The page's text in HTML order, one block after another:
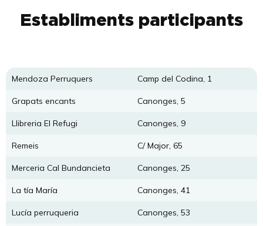
Establiments participants
Mendoza Perruquers Camp del Codina, 1
Grapats encants Canonges, 5
Llibreria El Refugi Canonges, 9
Remeis C/ Major, 65
Merceria Cal Bundancieta Canonges, 25
La tía María Canonges, 41
Lucía perruqueria Canonges, 53